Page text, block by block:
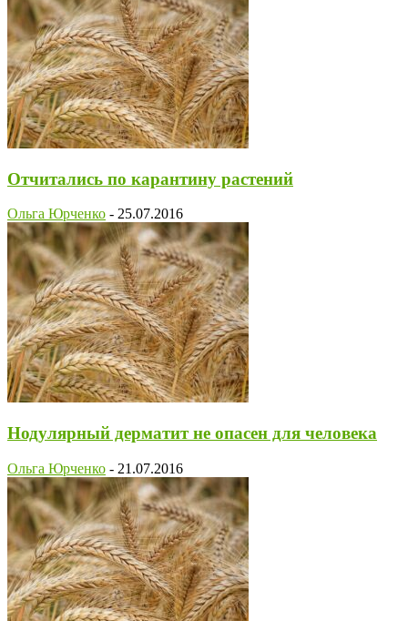
Отчитались по карантину растений
Ольга Юрченко - 25.07.2016
Нодулярный дерматит не опасен для человека
Ольга Юрченко - 21.07.2016